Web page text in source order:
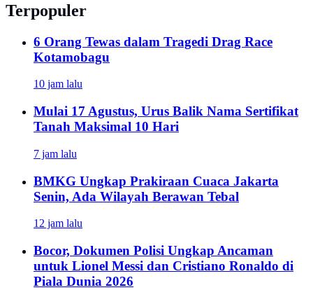
Terpopuler
6 Orang Tewas dalam Tragedi Drag Race
Kotamobagu
10 jam lalu
Mulai 17 Agustus, Urus Balik Nama Sertifikat
Tanah Maksimal 10 Hari
7 jam lalu
BMKG Ungkap Prakiraan Cuaca Jakarta
Senin, Ada Wilayah Berawan Tebal
12 jam lalu
Bocor, Dokumen Polisi Ungkap Ancaman
untuk Lionel Messi dan Cristiano Ronaldo di
Piala Dunia 2026